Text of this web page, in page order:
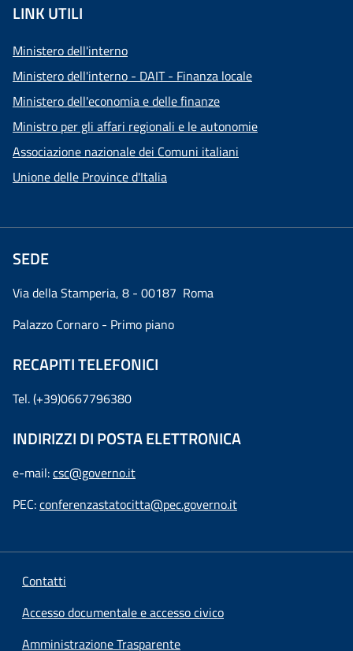
LINK UTILI
Ministero dell'interno
Ministero dell'interno - DAIT - Finanza locale
Ministero dell'economia e delle finanze
Ministro per gli affari regionali e le autonomie
Associazione nazionale dei Comuni italiani
Unione delle Province d'Italia
SEDE
Via della Stamperia, 8 - 00187 Roma
Palazzo Cornaro - Primo piano
RECAPITI TELEFONICI
Tel. (+39)0667796380
INDIRIZZI DI POSTA ELETTRONICA
e-mail:csc@governo.it
PEC:conferenzastatocitta@pec.governo.it
Contatti
Accesso documentale e accesso civico
Amministrazione Trasparente